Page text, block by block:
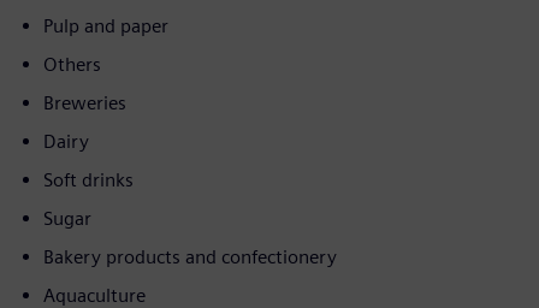
Pulp and paper
Others
Breweries
Dairy
Soft drinks
Sugar
Bakery products and confectionery
Aquaculture